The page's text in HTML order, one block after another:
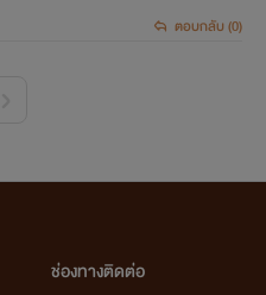
ตอบกลับ (0)
ช่องทางติดต่อ